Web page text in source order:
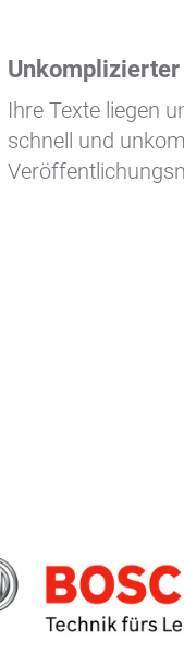
Ihre Texte liegen
schnell und